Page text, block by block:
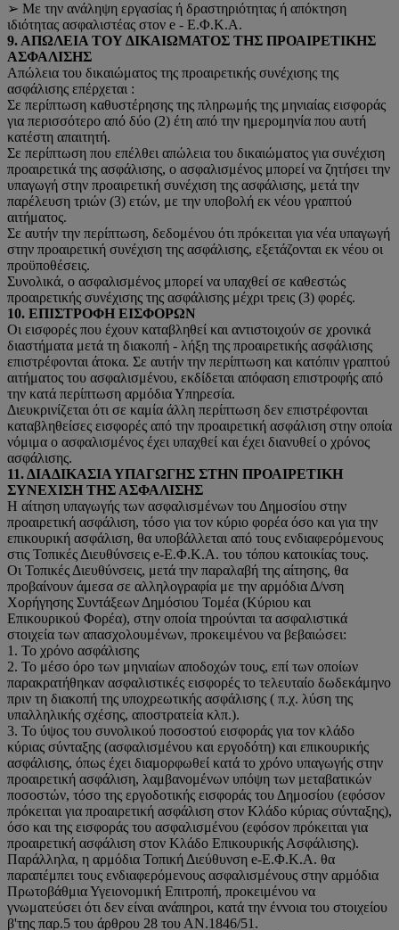
➢ Με την ανάληψη εργασίας ή δραστηριότητας ή απόκτηση
ιδιότητας ασφαλιστέας στον e - Ε.Φ.Κ.Α.
9. ΑΠΩΛΕΙΑ ΤΟΥ ΔΙΚΑΙΩΜΑΤΟΣ ΤΗΣ ΠΡΟΑΙΡΕΤΙΚΗΣ
ΑΣΦΑΛΙΣΗΣ
Απώλεια του δικαιώματος της προαιρετικής συνέχισης της
ασφάλισης επέρχεται :
Σε περίπτωση καθυστέρησης της πληρωμής της μηνιαίας εισφοράς
για περισσότερο από δύο (2) έτη από την ημερομηνία που αυτή
κατέστη απαιτητή.
Σε περίπτωση που επέλθει απώλεια του δικαιώματος για συνέχιση
προαιρετικά της ασφάλισης, ο ασφαλισμένος μπορεί να ζητήσει την
υπαγωγή στην προαιρετική συνέχιση της ασφάλισης, μετά την
παρέλευση τριών (3) ετών, με την υποβολή εκ νέου γραπτού
αιτήματος.
Σε αυτήν την περίπτωση, δεδομένου ότι πρόκειται για νέα υπαγωγή
στην προαιρετική συνέχιση της ασφάλισης, εξετάζονται εκ νέου οι
προϋποθέσεις.
Συνολικά, ο ασφαλισμένος μπορεί να υπαχθεί σε καθεστώς
προαιρετικής συνέχισης της ασφάλισης μέχρι τρεις (3) φορές.
10. ΕΠΙΣΤΡΟΦΗ ΕΙΣΦΟΡΩΝ
Οι εισφορές που έχουν καταβληθεί και αντιστοιχούν σε χρονικά
διαστήματα μετά τη διακοπή - λήξη της προαιρετικής ασφάλισης
επιστρέφονται άτοκα. Σε αυτήν την περίπτωση και κατόπιν γραπτού
αιτήματος του ασφαλισμένου, εκδίδεται απόφαση επιστροφής από
την κατά περίπτωση αρμόδια Υπηρεσία.
Διευκρινίζεται ότι σε καμία άλλη περίπτωση δεν επιστρέφονται
καταβληθείσες εισφορές από την προαιρετική ασφάλιση στην οποία
νόμιμα ο ασφαλισμένος έχει υπαχθεί και έχει διανυθεί ο χρόνος
ασφάλισης.
11. ΔΙΑΔΙΚΑΣΙΑ ΥΠΑΓΩΓΗΣ ΣΤΗΝ ΠΡΟΑΙΡΕΤΙΚΗ
ΣΥΝΕΧΙΣΗ ΤΗΣ ΑΣΦΑΛΙΣΗΣ
Η αίτηση υπαγωγής των ασφαλισμένων του Δημοσίου στην
προαιρετική ασφάλιση, τόσο για τον κύριο φορέα όσο και για την
επικουρική ασφάλιση, θα υποβάλλεται από τους ενδιαφερόμενους
στις Τοπικές Διευθύνσεις e-Ε.Φ.Κ.Α. του τόπου κατοικίας τους.
Οι Τοπικές Διευθύνσεις, μετά την παραλαβή της αίτησης, θα
προβαίνουν άμεσα σε αλληλογραφία με την αρμόδια Δ/νση
Χορήγησης Συντάξεων Δημόσιου Τομέα (Κύριου και
Επικουρικού Φορέα), στην οποία τηρούνται τα ασφαλιστικά
στοιχεία των απασχολουμένων, προκειμένου να βεβαιώσει:
1. Το χρόνο ασφάλισης
2. Το μέσο όρο των μηνιαίων αποδοχών τους, επί των οποίων
παρακρατήθηκαν ασφαλιστικές εισφορές το τελευταίο δωδεκάμηνο
πριν τη διακοπή της υποχρεωτικής ασφάλισης ( π.χ. λύση της
υπαλληλικής σχέσης, αποστρατεία κλπ.).
3. Το ύψος του συνολικού ποσοστού εισφοράς για τον κλάδο
κύριας σύνταξης (ασφαλισμένου και εργοδότη) και επικουρικής
ασφάλισης, όπως έχει διαμορφωθεί κατά το χρόνο υπαγωγής στην
προαιρετική ασφάλιση, λαμβανομένων υπόψη των μεταβατικών
ποσοστών, τόσο της εργοδοτικής εισφοράς του Δημοσίου (εφόσον
πρόκειται για προαιρετική ασφάλιση στον Κλάδο κύριας σύνταξης),
όσο και της εισφοράς του ασφαλισμένου (εφόσον πρόκειται για
προαιρετική ασφάλιση στον Κλάδο Επικουρικής Ασφάλισης).
Παράλληλα, η αρμόδια Τοπική Διεύθυνση e-Ε.Φ.Κ.Α. θα
παραπέμπει τους ενδιαφερόμενους ασφαλισμένους στην αρμόδια
Πρωτοβάθμια Υγειονομική Επιτροπή, προκειμένου να
γνωματεύσει ότι δεν είναι ανάπηροι, κατά την έννοια του στοιχείου
β'της παρ.5 του άρθρου 28 του ΑΝ.1846/51.